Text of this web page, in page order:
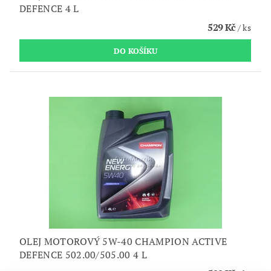
DEFENCE 4 L
529 Kč/ ks
OLEJ MOTOROVÝ 5W-40 CHAMPION ACTIVE
DEFENCE 502.00/505.00 4 L